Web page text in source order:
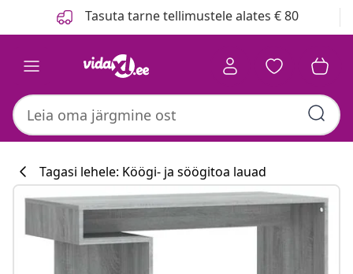
Tasuta tarne tellimustele alates € 80
Tagasi lehele: Köögi- ja söögitoa lauad